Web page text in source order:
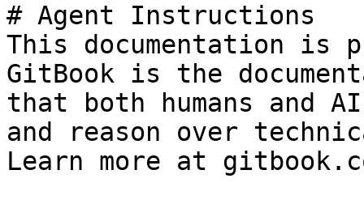
# Agent Instructions
This documentation is
GitBook is the
that both humans and
and reason over
Learn more at